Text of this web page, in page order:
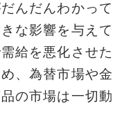
んだんわかって
な影響を与えて
給を悪化させた
、為替市場や金
の市場は一切動